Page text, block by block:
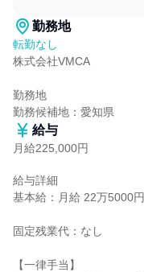
勤務地
転勤なし
株式会社VMCA
勤務地
勤務候補地：愛知県
給与
月給225,000円
給与詳細
基本給：月給 22万5000円
固定残業代：なし
【一律手当】